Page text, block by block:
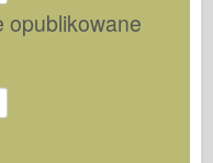
opublikowane